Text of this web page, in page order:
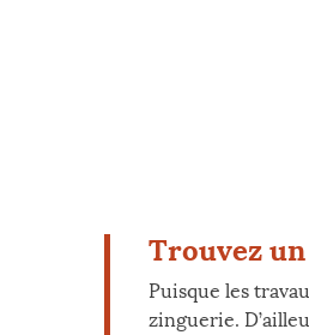
Trouvez
Puisque les
zinguerie.